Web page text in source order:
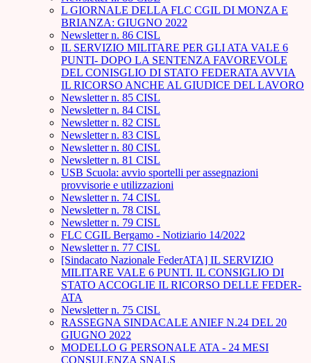
L GIORNALE DELLA FLC CGIL DI MONZA E
BRIANZA: GIUGNO 2022
Newsletter n. 86 CISL
IL SERVIZIO MILITARE PER GLI ATA VALE 6
PUNTI- DOPO LA SENTENZA FAVOREVOLE
DEL CONISGLIO DI STATO FEDERATA AVVIA
IL RICORSO ANCHE AL GIUDICE DEL LAVORO
Newsletter n. 85 CISL
Newsletter n. 84 CISL
Newsletter n. 82 CISL
Newsletter n. 83 CISL
Newsletter n. 80 CISL
Newsletter n. 81 CISL
USB Scuola: avvio sportelli per assegnazioni
provvisorie e utilizzazioni
Newsletter n. 74 CISL
Newsletter n. 78 CISL
Newsletter n. 79 CISL
FLC CGIL Bergamo - Notiziario 14/2022
Newsletter n. 77 CISL
[Sindacato Nazionale FederATA] IL SERVIZIO
MILITARE VALE 6 PUNTI. IL CONSIGLIO DI
STATO ACCOGLIE IL RICORSO DELLE FEDER-
ATA
Newsletter n. 75 CISL
RASSEGNA SINDACALE ANIEF N.24 DEL 20
GIUGNO 2022
MODELLO G PERSONALE ATA - 24 MESI
CONSULENZA SNALS